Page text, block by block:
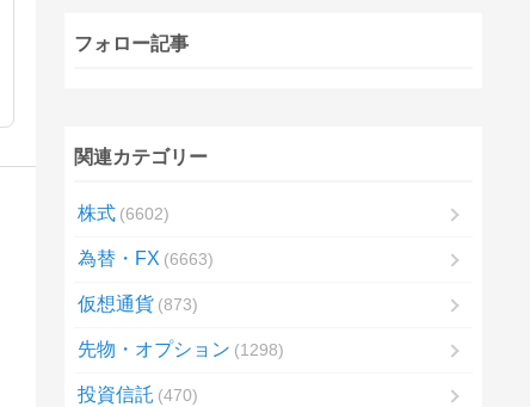
フォロー記事
関連カテゴリー
株式 6602
為替・FX 6663
仮想通貨 873
先物・オプション 1298
投資信託 470